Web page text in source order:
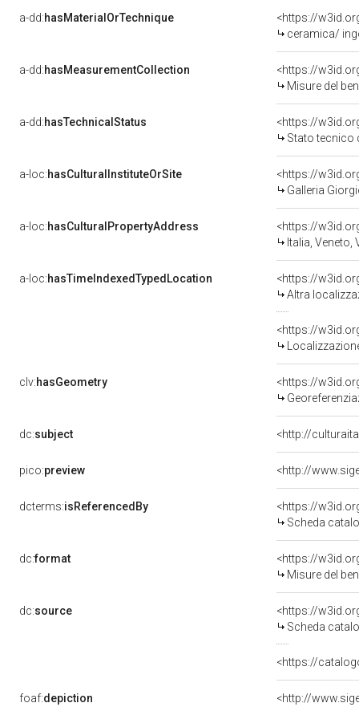
a-dd:hasMaterialOrTechnique
ceramica/
a-dd:hasMeasurementCollection
<https://
Misure del
a-dd:hasTechnicalStatus
<https://
Stato tecnico
a-loc:hasCulturalInstituteOrSite
<https://
Galleria
a-loc:hasCulturalPropertyAddress
<https://
Italia, Veneto,
a-loc:hasTimeIndexedTypedLocation
<https://
Altra
<https://
clv:hasGeometry
<https://
dc:subject <http://
pico:preview
dcterms:isReferencedBy
<https://
Scheda
dc:format
<https://
Misure del
dc:source
<https://
Scheda
<https://
foaf:depiction